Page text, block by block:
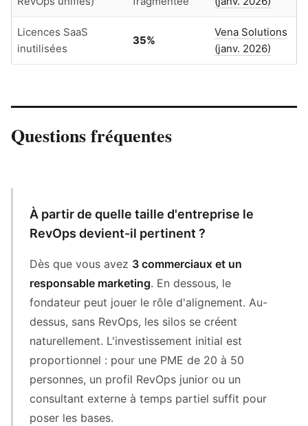
Licences SaaS
inutilisées
35%
Vena Solutions
(janv. 2026)
Questions fréquentes
À partir de quelle taille d'entreprise le
RevOps devient-il pertinent ?
Dès que vous avez 3 commerciaux et un
responsable marketing. En dessous, le
fondateur peut jouer le rôle d'alignement. Au-
dessus, sans RevOps, les silos se créent
naturellement. L'investissement initial est
proportionnel : pour une PME de 20 à 50
personnes, un profil RevOps junior ou un
consultant externe à temps partiel suffit pour
poser les bases.